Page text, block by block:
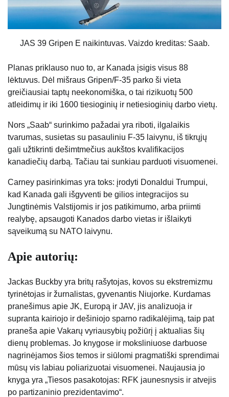
JAS 39 Gripen E naikintuvas. Vaizdo kreditas: Saab.
Planas priklauso nuo to, ar Kanada įsigis visus 88
lėktuvus. Dėl mišraus Gripen/F-35 parko ši vieta
greičiausiai taptų neekonomiška, o tai rizikuotų 500
atleidimų ir iki 1600 tiesioginių ir netiesioginių darbo vietų.
Nors „Saab“ surinkimo pažadai yra riboti, ilgalaikis
tvarumas, susietas su pasauliniu F-35 laivynu, iš tikrųjų
gali užtikrinti dešimtmečius aukštos kvalifikacijos
kanadiečių darbą. Tačiau tai sunkiau parduoti visuomenei.
Carney pasirinkimas yra toks: įrodyti Donaldui Trumpui,
kad Kanada gali išgyventi be gilios integracijos su
Jungtinėmis Valstijomis ir jos patikimumo, arba priimti
realybę, apsaugoti Kanados darbo vietas ir išlaikyti
sąveikumą su NATO laivynu.
Apie autorių:
Jackas Buckby yra britų rašytojas, kovos su ekstremizmu
tyrinėtojas ir žurnalistas, gyvenantis Niujorke. Kurdamas
pranešimus apie JK, Europą ir JAV, jis analizuoja ir
supranta kairiojo ir dešiniojo sparno radikalėjimą, taip pat
praneša apie Vakarų vyriausybių požiūrį į aktualias šių
dienų problemas. Jo knygose ir moksliniuose darbuose
nagrinėjamos šios temos ir siūlomi pragmatiški sprendimai
mūsų vis labiau poliarizuotai visuomenei. Naujausia jo
knyga yra „Tiesos pasakotojas: RFK jaunesnysis ir atvejis
po partizaninio prezidentavimo“.